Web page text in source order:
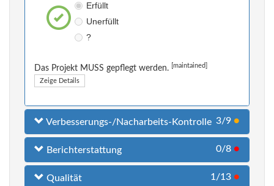
Erfüllt
Unerfüllt
?
Das Projekt MUSS gepflegt werden. [maintained]
Zeige Details
Verbesserungs-/Nacharbeits-Kontrolle 3/9 ●
Berichterstattung 0/8 ●
Qualität 1/13 ●